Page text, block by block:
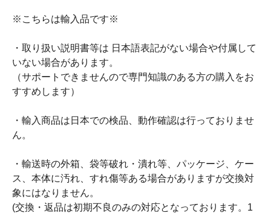
※こちらは輸入品です※
・取り扱い説明書等は 日本語表記がない場合や付属して
いない場合があります。
（サポートできませんので専門知識のある方の購入をお
すすめします）
・輸入商品は日本での検品、動作確認は行っておりませ
ん。
・輸送時の外箱、袋等破れ・潰れ等、パッケージ、ケー
ス、本体に汚れ、すれ傷等ある場合がありますが交換対
象にはなりません。
(交換・返品は初期不良のみの対応となっております。1